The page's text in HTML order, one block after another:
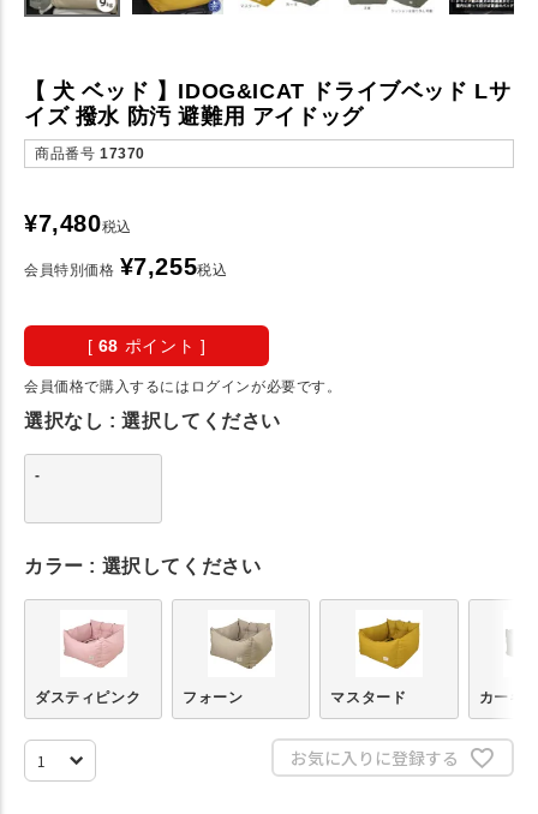
【 犬 ベッド 】IDOG&ICAT ドライブベッド Lサ
イズ 撥水 防汚 避難用 アイドッグ
商品番号 17370
¥7,480税込
会員特別価格 ¥7,255税込
[ 68 ポイント ]
会員価格で購入するにはログインが必要です。
選択なし 選択してください
-
カラー 選択してください
ダスティピンク フォーン マスタード カーキ
お気に入りに登録する